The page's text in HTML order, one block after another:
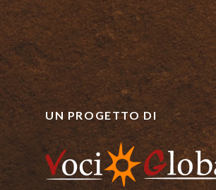
UN PROGETTO DI